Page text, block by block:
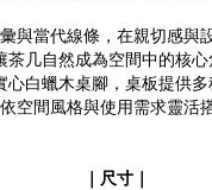
與當代線條，在親切感與
茶几自然成為空間中的核
心白蠟木桌腳，桌板提供
空間風格與使用需求靈活搭
｜尺寸｜